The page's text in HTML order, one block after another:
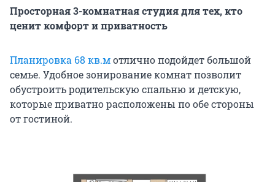
Просторная 3-комнатная студия для тех, кто
ценит комфорт и приватность
Планировка 68 кв.мотлично подойдет большой
семье. Удобное зонирование комнат позволит
обустроить родительскую спальню и детскую,
которые приватно расположены по обе стороны
от гостиной.